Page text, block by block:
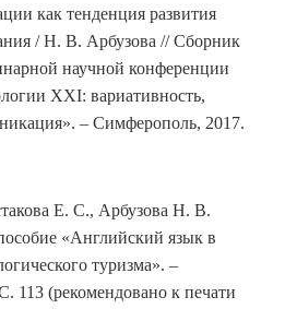
как тенденция развития
/ Н. В. Арбузова // Сборник
научной конференции
XXI: вариативность,
– Симферополь, 2017.
Е. С., Арбузова Н. В.
«Английский язык в
туризма». –
113 (рекомендовано к печати